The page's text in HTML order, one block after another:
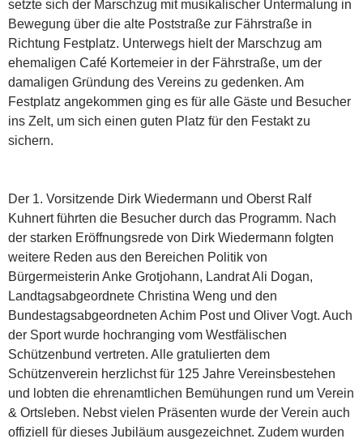
setzte sich der Marschzug mit musikalischer Untermalung in
Bewegung über die alte Poststraße zur Fährstraße in
Richtung Festplatz. Unterwegs hielt der Marschzug am
ehemaligen Café Kortemeier in der Fährstraße, um der
damaligen Gründung des Vereins zu gedenken. Am
Festplatz angekommen ging es für alle Gäste und Besucher
ins Zelt, um sich einen guten Platz für den Festakt zu
sichern.
Der 1. Vorsitzende Dirk Wiedermann und Oberst Ralf
Kuhnert führten die Besucher durch das Programm. Nach
der starken Eröffnungsrede von Dirk Wiedermann folgten
weitere Reden aus den Bereichen Politik von
Bürgermeisterin Anke Grotjohann, Landrat Ali Dogan,
Landtagsabgeordnete Christina Weng und den
Bundestagsabgeordneten Achim Post und Oliver Vogt. Auch
der Sport wurde hochranging vom Westfälischen
Schützenbund vertreten. Alle gratulierten dem
Schützenverein herzlichst für 125 Jahre Vereinsbestehen
und lobten die ehrenamtlichen Bemühungen rund um Verein
& Ortsleben. Nebst vielen Präsenten wurde der Verein auch
offiziell für dieses Jubiläum ausgezeichnet. Zudem wurden